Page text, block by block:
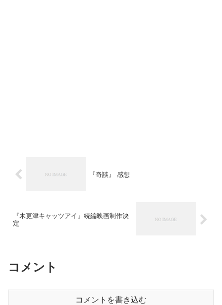
『奇談』 感想
『木更津キャッツアイ』続編映画制作決
定
コメント
コメントを書き込む